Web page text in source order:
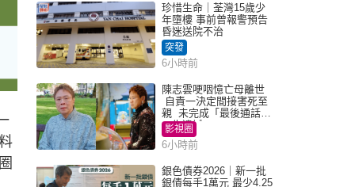
珍惜生命｜荃灣15歲少
年墮樓 事前曾報警預告
昏迷送院不治
突發
6小時前
陳志雲哽咽憶亡母離世
自責一決定間接害死至
親 未完成「最後通話」
一生遺憾
影視圈
6小時前
銀色債券2026｜新一批
銀債每手1萬元 最少4.25